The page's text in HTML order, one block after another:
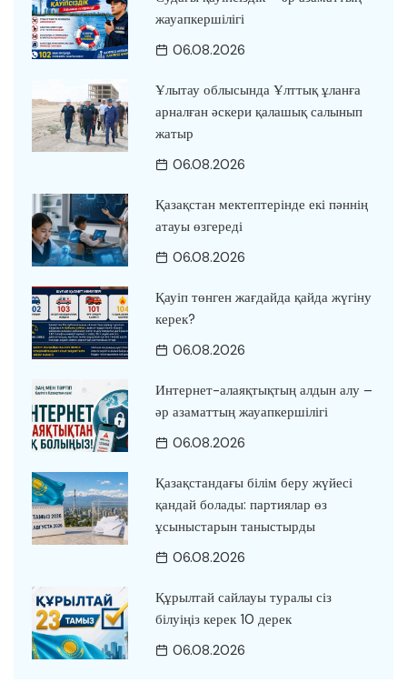
жауапкершілігі
06.08.2026
Ұлытау облысында Ұлттық ұланға
арналған әскери қалашық салынып
жатыр
06.08.2026
Қазақстан мектептерінде екі пәннің
атауы өзгереді
06.08.2026
Қауіп төнген жағдайда қайда жүгіну
керек?
06.08.2026
Интернет-алаяқтықтың алдын алу –
әр азаматтың жауапкершілігі
06.08.2026
Қазақстандағы білім беру жүйесі
қандай болады: партиялар өз
ұсыныстарын таныстырды
06.08.2026
Құрылтай сайлауы туралы сіз
білуіңіз керек 10 дерек
06.08.2026